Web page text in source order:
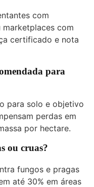
com
com
certificado e nota
para
para solo e objetivo
perdas em
por hectare.
ou cruas?
fungos e pragas
até 30% em áreas